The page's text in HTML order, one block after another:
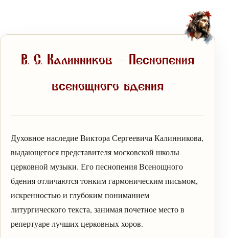
В. С. Калинников — Песнопения
всенощного бдения
Духовное наследие Виктора Сергеевича Калинникова,
выдающегося представителя московской школы
церковной музыки. Его песнопения Всенощного
бдения отличаются тонким гармоническим письмом,
искренностью и глубоким пониманием
литургического текста, занимая почетное место в
репертуаре лучших церковных хоров.